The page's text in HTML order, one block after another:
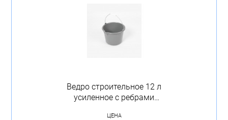
Ведро строительное 12 л
усиленное с ребрами
ЦЕНА